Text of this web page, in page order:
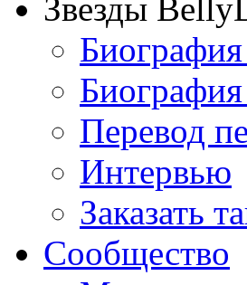
Звезды
Перевод
Интервью
Заказать
Сообщество